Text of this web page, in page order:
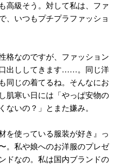
高級そう。対して私は、ファ
、いつもプチプラファッショ
格なのですが、ファッション
出ししてきます……。同じ洋
同じの着てるね。そんなにお
肌寒い日には「やっぱ安物の
ないの？」とまた嫌み。
を使っている服装が好き』っ
。私や娘へのお洋服のプレゼ
ドなの。私は国内ブランドの